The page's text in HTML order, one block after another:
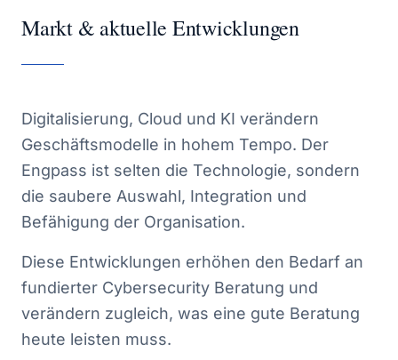
Markt & aktuelle Entwicklungen
Digitalisierung, Cloud und KI verändern
Geschäftsmodelle in hohem Tempo. Der
Engpass ist selten die Technologie, sondern
die saubere Auswahl, Integration und
Befähigung der Organisation.
Diese Entwicklungen erhöhen den Bedarf an
fundierter Cybersecurity Beratung und
verändern zugleich, was eine gute Beratung
heute leisten muss.